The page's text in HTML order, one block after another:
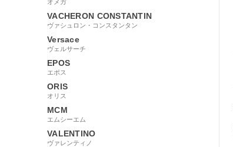
オメガ
VACHERON CONSTANTIN
ヴァシュロン・コンスタンタン
Versace
ヴェルサーチ
EPOS
エポス
ORIS
オリス
MCM
エムシーエム
VALENTINO
ヴァレンティノ